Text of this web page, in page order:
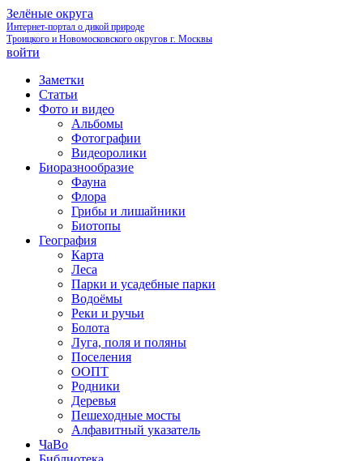
Зелёные округа
Интернет-портал о дикой природе
Троицкого и Новомосковского округов г. Москвы
войти
Заметки
Статьи
Фото и видео
Альбомы
Фотографии
Видеоролики
Биоразнообразие
Фауна
Флора
Грибы и лишайники
Биотопы
География
Карта
Леса
Парки и усадебные парки
Водоёмы
Реки и ручьи
Болота
Луга, поля и поляны
Поселения
ООПТ
Родники
Деревья
Пешеходные мосты
Алфавитный указатель
ЧаВо